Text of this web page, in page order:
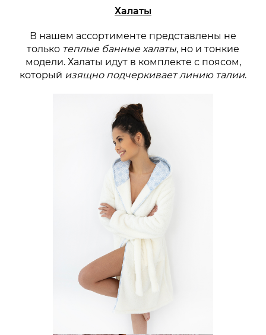
Халаты
В нашем ассортименте представлены не
только теплые банные халаты, но и тонкие
модели. Халаты идут в комплекте с поясом,
который изящно подчеркивает линию талии.